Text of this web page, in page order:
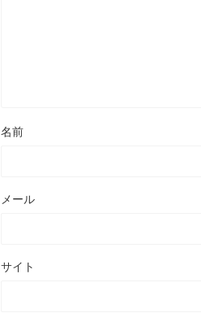
名前
メール
サイト